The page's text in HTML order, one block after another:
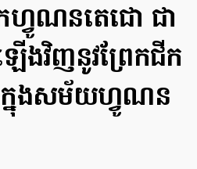
កហ្វូណនតេជោ ជា
ើងវិញ​នូវ​ព្រែកជីក​
ក្នុងសម័យ​ហ្វូណន